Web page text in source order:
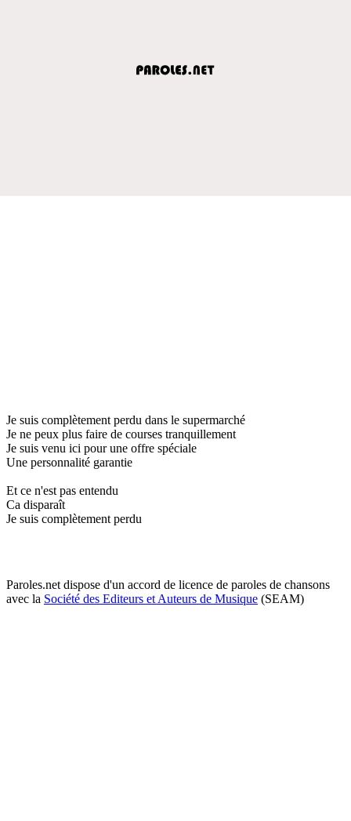
Je suis complètement perdu dans le supermarché
Je ne peux plus faire de courses tranquillement
Je suis venu ici pour une offre spéciale
Une personnalité garantie
Et ce n'est pas entendu
Ca disparaît
Je suis complètement perdu
Paroles.net dispose d'un accord de licence de paroles de chansons
avec la Société des Editeurs et Auteurs de Musique (SEAM)